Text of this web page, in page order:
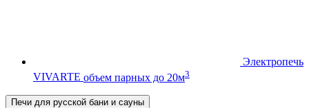
Электропечь
VIVARTE объем парных до 20м3
Печи для русской бани и сауны